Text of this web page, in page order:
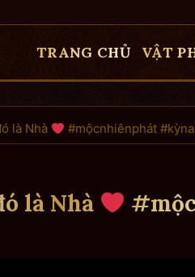
TRANG CHỦ VẬT
là Nhà #mộcnhiênphát
là Nhà